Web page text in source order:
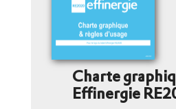
Charte
Effinergie